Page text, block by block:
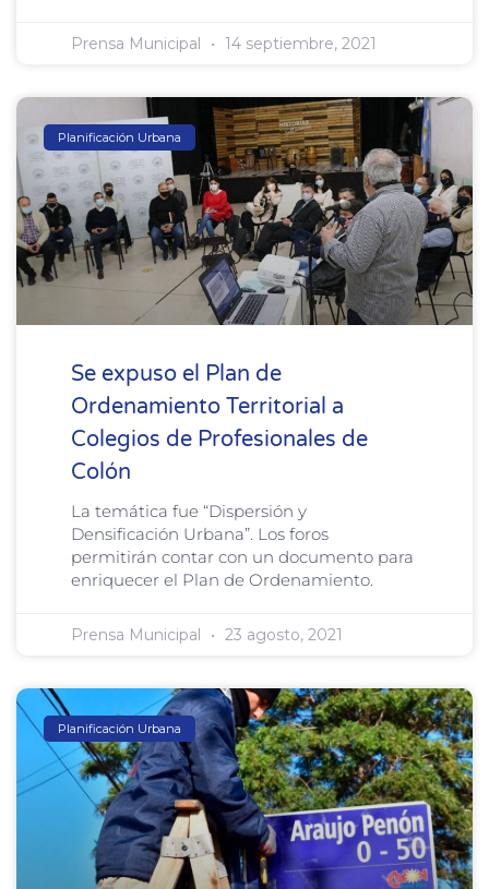
Prensa Municipal 14 septiembre, 2021
Planificación Urbana
Se expuso el Plan de
Ordenamiento Territorial a
Colegios de Profesionales de
Colón
La temática fue “Dispersión y
Densificación Urbana”. Los foros
permitirán contar con un documento para
enriquecer el Plan de Ordenamiento.
Prensa Municipal 23 agosto, 2021
Planificación Urbana